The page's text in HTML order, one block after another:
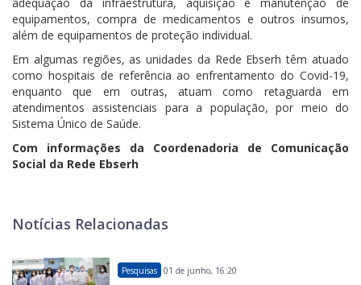
equipamentos, compra de medicamentos e outros insumos,
além de equipamentos de proteção individual.
Em algumas regiões, as unidades da Rede Ebserh têm atuado
como hospitais de referência ao enfrentamento do Covid-19,
enquanto que em outras, atuam como retaguarda em
atendimentos assistenciais para a população, por meio do
Sistema Único de Saúde.
Com informações da Coordenadoria de Comunicação
Social da Rede Ebserh
Notícias Relacionadas
Pesquisas 01 de junho, 16:20